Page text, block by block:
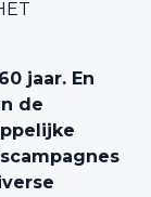
jaar. En
de